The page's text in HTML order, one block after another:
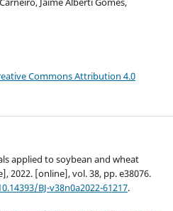
Commons Attribution 4.0
applied to soybean and wheat
2022. [online], vol. 38, pp. e38076.
BJ-v38n0a2022-61217.